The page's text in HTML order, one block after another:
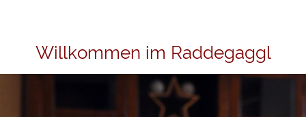
Willkommen im Raddegaggl